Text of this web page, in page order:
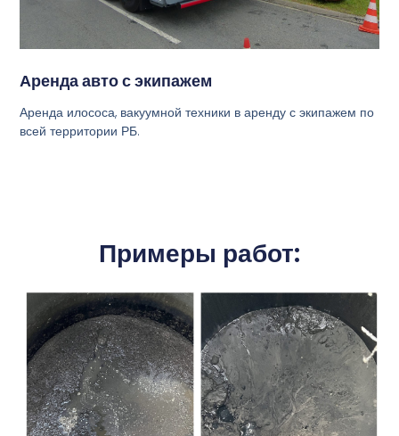
Аренда авто с экипажем
Аренда илососа, вакуумной техники в аренду с экипажем по
всей территории РБ.
Примеры работ: